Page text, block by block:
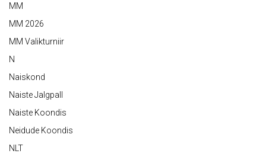
MM
MM 2026
MM Valikturniir
N
Naiskond
Naiste Jalgpall
Naiste Koondis
Neidude Koondis
NLT